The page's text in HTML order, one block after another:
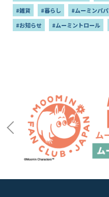
#雑貨
#暮らし #ムーミンパパ
#お知らせ
#ムーミントロール